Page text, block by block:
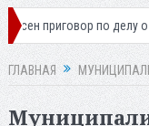
по делу о
ГЛАВНАЯ